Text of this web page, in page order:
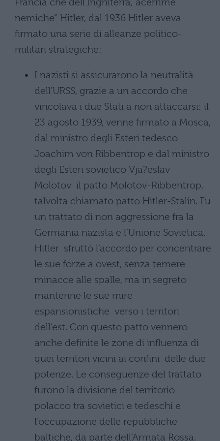
nemiche“ Hitler, dal 1936 Hitler aveva
firmato una serie di alleanze politico-
militari strategiche:
I nazisti si assicurarono la neutralità
dell’URSS, grazie a un accordo che
vincolava i due Stati a non attaccarsi: il
23 agosto 1939, venne firmato a Mosca,
dal ministro degli Esteri tedesco
Joachim von Ribbentrop e dal ministro
degli Esteri sovietico Vja?eslav
Molotov il patto Molotov-Ribbentrop,
talvolta chiamato patto Hitler-Stalin. Fu
un trattato di non aggressione fra la
Germania nazista e l’Unione Sovietica.
Hitler sfruttò l’accordo per concentrare
le sue forze a ovest, senza temere
minacce alle spalle, ma in segreto
mantenne le sue mire
espansionistiche verso i territori
dell’est. Con questo patto vennero
anche definite le zone di influenza di
quei territori vicini ai confini delle due
potenze. Le conseguenze del trattato
furono la divisione del territorio
polacco tra sovietici e tedeschi e
l’occupazione delle repubbliche
baltiche, da parte dell’Armata Rossa.